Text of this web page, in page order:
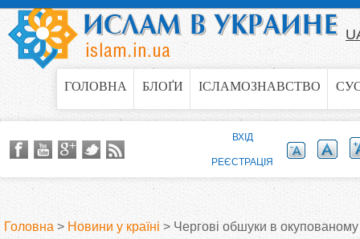
Jump to navigation
ГОЛОВНА БЛОҐИ ІСЛАМОЗНАВСТВО
Головна > Новини у країні > Чергові обшуки в
ВХІД
РЕЄСТРАЦІЯ